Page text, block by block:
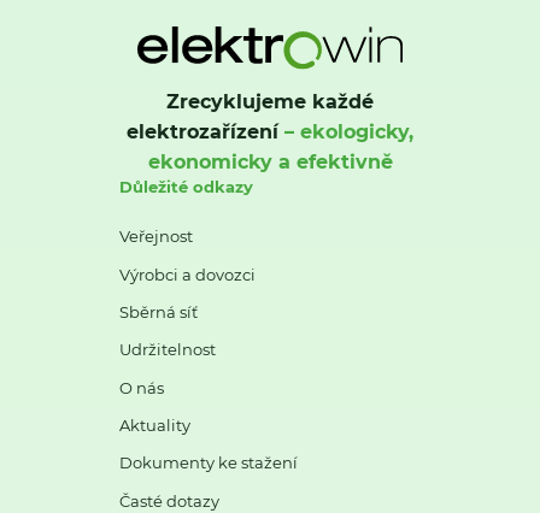
Zrecyklujeme každé
elektrozařízení– ekologicky,
ekonomicky a efektivně
Důležité odkazy
Veřejnost
Výrobci a dovozci
Sběrná síť
Udržitelnost
O nás
Aktuality
Dokumenty ke stažení
Časté dotazy